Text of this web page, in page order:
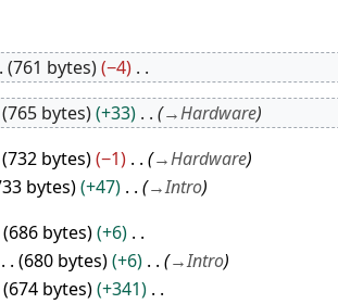
761 bytes
−4
765 bytes +33 →Hardware
732 bytes −1 →Hardware
bytes +47 →Intro
686 bytes
+6
680 bytes +6 →Intro
674 bytes
+341